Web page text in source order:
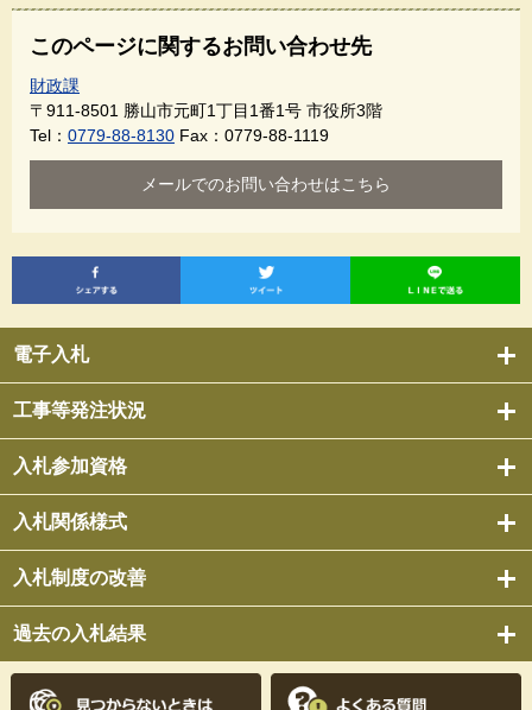
電子入札
工事等発注状況
入札参加資格
入札関係様式
入札制度の改善
過去の入札結果
このページに関するお問い合わせ先
財政課
〒911-8501 勝山市元町1丁目1番1号 市役所3階
Tel： 0779-88-8130 Fax：0779-88-1119
メールでのお問い合わせはこちら